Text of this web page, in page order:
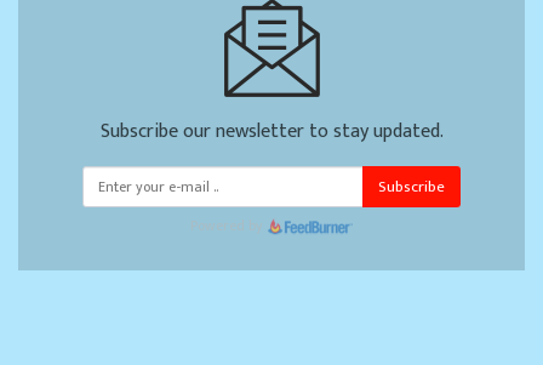
Subscribe our newsletter to stay updated.
Subscribe